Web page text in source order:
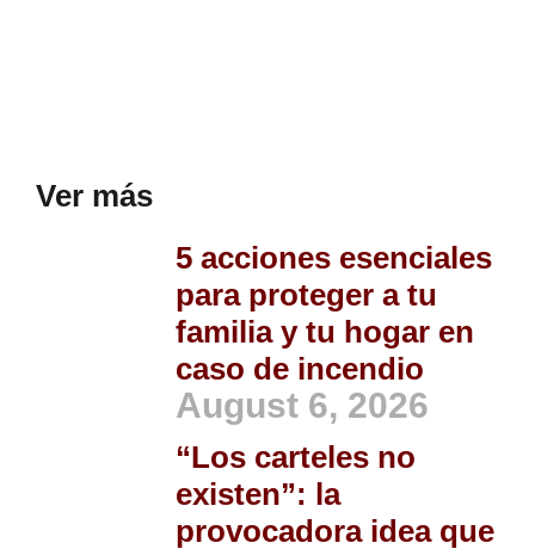
Ver más
5 acciones esenciales
para proteger a tu
familia y tu hogar en
caso de incendio
August 6, 2026
“Los carteles no
existen”: la
provocadora idea que